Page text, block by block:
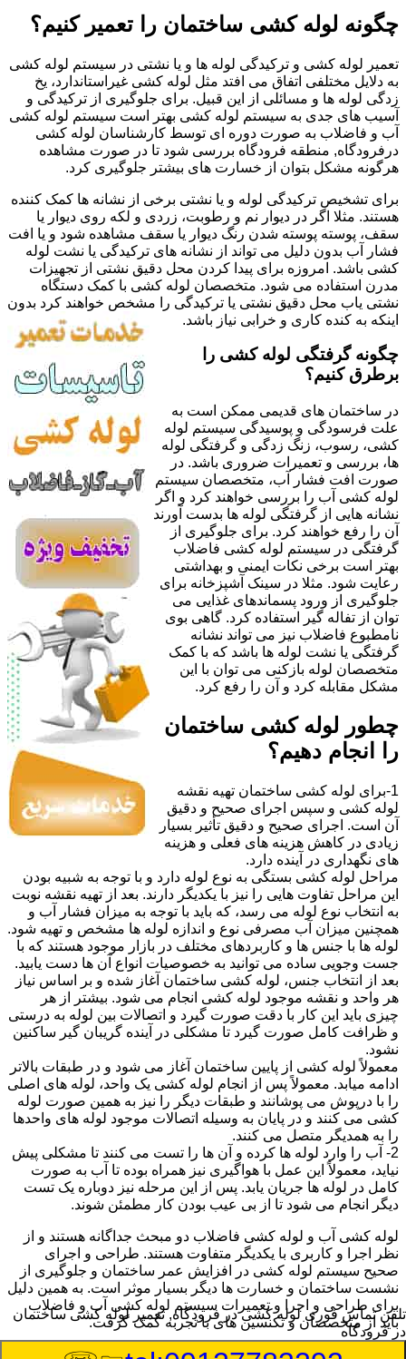
چگونه لوله کشی ساختمان را تعمیر کنیم؟
تعمیر لوله کشی و ترکیدگی لوله ها و یا نشتی در سیستم لوله کشی
به دلایل مختلفی اتفاق می افتد مثل لوله کشی غیراستاندارد، یخ
زدگی لوله ها و مسائلی از این قبیل. برای جلوگیری از ترکیدگی و
آسیب های جدی به سیستم لوله کشی بهتر است سیستم لوله کشی
آب و فاضلاب به صورت دوره ای توسط کارشناسان لوله کشی
درفرودگاه, منطقه فرودگاه بررسی شود تا در صورت مشاهده
هرگونه مشکل بتوان از خسارت های بیشتر جلوگیری کرد.
برای تشخیص ترکیدگی لوله و یا نشتی برخی از نشانه ها کمک کننده
هستند. مثلا اگر در دیوار نم و رطوبت، زردی و لکه روی دیوار یا
سقف، پوسته پوسته شدن رنگ دیوار یا سقف مشاهده شود و یا افت
فشار آب بدون دلیل می تواند از نشانه های ترکیدگی یا نشت لوله
کشی باشد. امروزه برای پیدا کردن محل دقیق نشتی از تجهیزات
مدرن استفاده می شود. متخصصان لوله کشی با کمک دستگاه
نشتی یاب محل دقیق نشتی یا ترکیدگی را مشخص خواهند کرد بدون
اینکه به کنده کاری و خرابی نیاز باشد.
چگونه گرفتگی لوله کشی را
برطرق کنیم؟
در ساختمان های قدیمی ممکن است به
علت فرسودگی و پوسیدگی سیستم لوله
کشی، رسوب، زنگ زدگی و گرفتگی لوله
ها، بررسی و تعمیرات ضروری باشد. در
صورت افت فشار آب، متخصصان سیستم
لوله کشی آب را بررسی خواهند کرد و اگر
نشانه هایی از گرفتگی لوله ها بدست آورند
آن را رفع خواهند کرد. برای جلوگیری از
گرفتگی در سیستم لوله کشی فاضلاب
بهتر است برخی نکات ایمنی و بهداشتی
رعایت شود. مثلا در سینک آشپزخانه برای
جلوگیری از ورود پسماندهای غذایی می
توان از تفاله گیر استفاده کرد. گاهی بوی
نامطبوع فاضلاب نیز می تواند نشانه
گرفتگی یا نشت لوله ها باشد که با کمک
متخصصان لوله بازکنی می توان با این
مشکل مقابله کرد و آن را رفع کرد.
چطور لوله کشی ساختمان
را انجام دهیم؟
1-برای لوله کشی ساختمان تهیه نقشه
لوله کشی و سپس اجرای صحیح و دقیق
آن است. اجرای صحیح و دقیق تأثیر بسیار
زیادی در کاهش هزینه های فعلی و هزینه
های نگهداری در آینده دارد.
مراحل لوله کشی بستگی به نوع لوله دارد و با توجه به شبیه بودن
این مراحل تفاوت هایی را نیز با یکدیگر دارند. بعد از تهیه نقشه نوبت
به انتخاب نوع لوله می رسد، که باید با توجه به میزان فشار آب و
همچنین میزان آب مصرفی نوع و اندازه لوله ها مشخص و تهیه شود.
لوله ها با جنس ها و کاربردهای مختلف در بازار موجود هستند که با
جست وجویی ساده می توانید به خصوصیات انواع آن ها دست یابید.
بعد از انتخاب جنس، لوله کشی ساختمان آغاز شده و بر اساس نیاز
هر واحد و نقشه موجود لوله کشی انجام می شود. بیشتر از هر
چیزی باید این کار با دقت صورت گیرد و اتصالات بین لوله به درستی
و ظرافت کامل صورت گیرد تا مشکلی در آینده گریبان گیر ساکنین
نشود.
معمولاً لوله کشی از پایین ساختمان آغاز می شود و در طبقات بالاتر
ادامه میابد. معمولاً پس از انجام لوله کشی یک واحد، لوله های اصلی
را با درپوش می پوشانند و طبقات دیگر را نیز به همین صورت لوله
کشی می کنند و در پایان به وسیله اتصالات موجود لوله های واحدها
را به همدیگر متصل می کنند.
2- آب را وارد لوله ها کرده و آن ها را تست می کنند تا مشکلی پیش
نیاید، معمولاً این عمل با هواگیری نیز همراه بوده تا آب به صورت
کامل در لوله ها جریان یابد. پس از این مرحله نیز دوباره یک تست
دیگر انجام می شود تا از بی عیب بودن کار مطمئن شوند.
لوله کشی آب و لوله کشی فاضلاب دو مبحث جداگانه هستند و از
نظر اجرا و کاربری با یکدیگر متفاوت هستند. طراحی و اجرای
صحیح سیستم لوله کشی در افزایش عمر ساختمان و جلوگیری از
نشست ساختمان و خسارت ها دیگر بسیار موثر است. به همین دلیل
برای طراحی و اجرا و تعمیرات سیستم لوله کشی آب و فاضلاب
باید از متخصصان و تکنسین های با تجربه کمک گرفت.
تلفن تماس فوریلوله کشی در فرودگاه, تعمیر لوله کشی ساختمان
در فرودگاه